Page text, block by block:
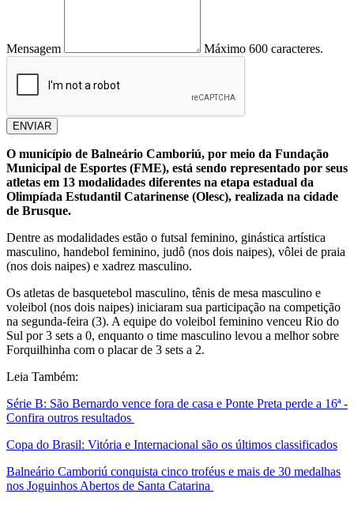
Mensagem Máximo 600 caracteres.
ENVIAR
O município de Balneário Camboriú, por meio da Fundação
Municipal de Esportes (FME), está sendo representado por seus
atletas em 13 modalidades diferentes na etapa estadual da
Olimpíada Estudantil Catarinense (Olesc), realizada na cidade
de Brusque.
Dentre as modalidades estão o futsal feminino, ginástica artística
masculino, handebol feminino, judô (nos dois naipes), vôlei de praia
(nos dois naipes) e xadrez masculino.
Os atletas de basquetebol masculino, tênis de mesa masculino e
voleibol (nos dois naipes) iniciaram sua participação na competição
na segunda-feira (3). A equipe do voleibol feminino venceu Rio do
Sul por 3 sets a 0, enquanto o time masculino levou a melhor sobre
Forquilhinha com o placar de 3 sets a 2.
Leia Também:
Série B: São Bernardo vence fora de casa e Ponte Preta perde a 16ª -
Confira outros resultados
Copa do Brasil: Vitória e Internacional são os últimos classificados
Balneário Camboriú conquista cinco troféus e mais de 30 medalhas
nos Joguinhos Abertos de Santa Catarina